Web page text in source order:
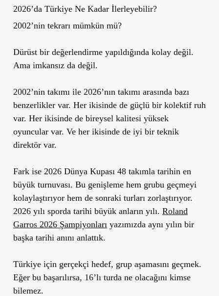
2026’da Türkiye Ne Kadar İlerleyebilir?
2002’nin tekrarı mümkün mü?
Dürüst bir değerlendirme yapıldığında kolay değil.
Ama imkansız da değil.
2002’nin takımı ile 2026’nın takımı arasında bazı
benzerlikler var. Her ikisinde de güçlü bir kolektif ruh
var. Her ikisinde de bireysel kalitesi yüksek
oyuncular var. Ve her ikisinde de iyi bir teknik
direktör var.
Fark ise 2026 Dünya Kupası 48 takımla tarihin en
büyük turnuvası. Bu genişleme hem grubu geçmeyi
kolaylaştırıyor hem de sonraki turları zorlaştırıyor.
2026 yılı sporda tarihi büyük anların yılı. Roland
Garros 2026 Şampiyonları yazımızda aynı yılın bir
başka tarihi anını anlattık.
Türkiye için gerçekçi hedef, grup aşamasını geçmek.
Eğer bu başarılırsa, 16’lı turda ne olacağını kimse
bilemez.